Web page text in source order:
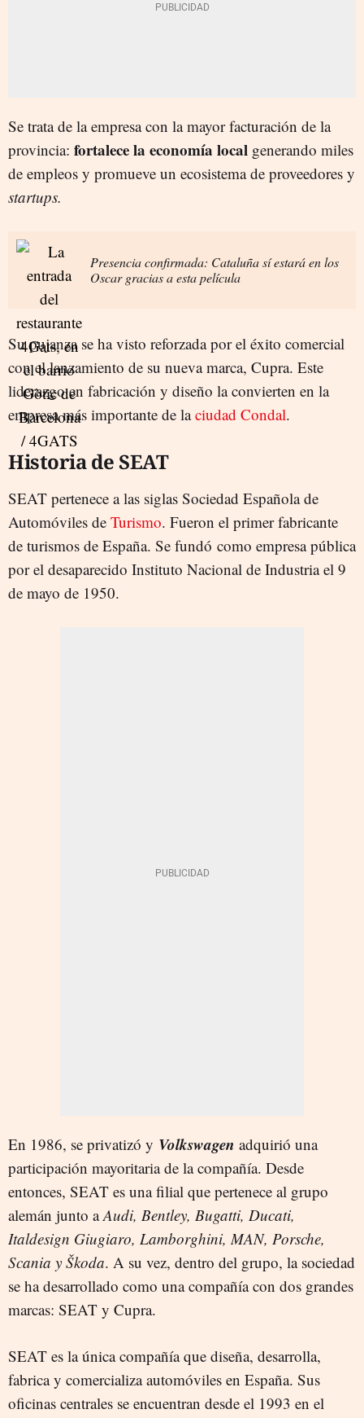
Se trata de la empresa con la mayor facturación de la
provincia: fortalece la economía local generando miles
de empleos y promueve un ecosistema de proveedores y
startups.
Presencia confirmada: Cataluña sí estará en los
Oscar gracias a esta película
Su pujanza se ha visto reforzada por el éxito comercial
con el lanzamiento de su nueva marca, Cupra. Este
liderazgo en fabricación y diseño la convierten en la
empresa más importante de laciudad Condal.
Historia de SEAT
SEAT pertenece a las siglas Sociedad Española de
Automóviles de Turismo. Fueron el primer fabricante
de turismos de España. Se fundó como empresa pública
por el desaparecido Instituto Nacional de Industria el 9
de mayo de 1950.
En 1986, se privatizó​ y Volkswagen adquirió una
participación mayoritaria de la compañía. Desde
entonces, SEAT es una filial que pertenece al grupo
alemán​ junto aAudi, Bentley, Bugatti, Ducati,
Italdesign Giugiaro, Lamborghini, MAN, Porsche,
Scania y Škoda. A su vez, dentro del grupo, la sociedad
se ha desarrollado como una compañía con dos grandes
marcas: SEAT y Cupra.
SEAT es la única compañía que diseña, desarrolla,
fabrica y comercializa automóviles en España. Sus
oficinas centrales se encuentran desde el 1993 en el